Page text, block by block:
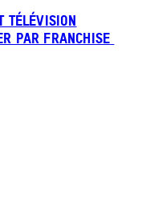
TÉLÉVISION
PAR FRANCHISE